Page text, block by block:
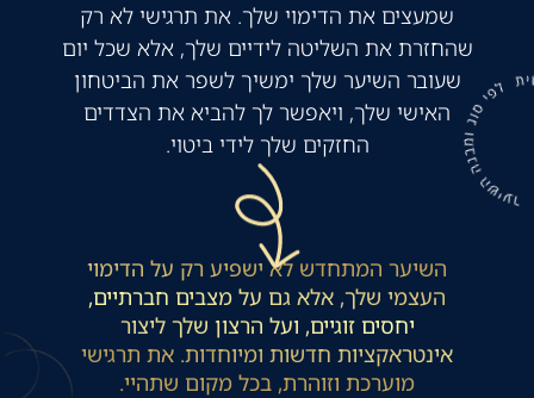
שמעצים את הדימוי שלך. את תרגישי לא רק
שהחזרת את השליטה לידיים שלך, אלא שכל יום
שעובר השיער שלך ימשיך לשפר את הביטחון
האישי שלך, ויאפשר לך להביא את הצדדים
החזקים שלך לידי ביטוי.
השיער המתחדש לא ישפיע רק על הדימוי
העצמי שלך, אלא גם על מצבים חברתיים,
יחסים זוגיים, ועל הרצון שלך ליצור
אינטראקציות חדשות ומיוחדות. את תרגישי
מוערכת וזוהרת, בכל מקום שתהיי.